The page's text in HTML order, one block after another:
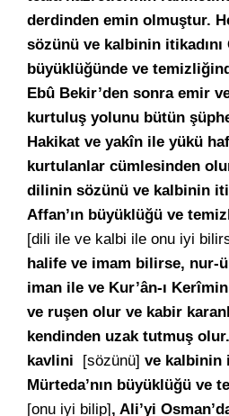
derdinden emin olmuştur.
sözünü ve kalbinin itikadını
büyüklüğünde ve
Ebû Bekir’den sonra emir
kurtuluş yolunu bütün
Hakikat ve yakîn ile yükü
kurtulanlar cümlesinden
dilinin sözünü ve kalbinin
Affan’ın büyüklüğü ve
[dili ile ve kalbi ile onu iyi
halife ve imam bilirse, nur-
iman ile ve Kur’ân-ı
ve ruşen olur ve kabir
kendinden uzak tutmuş
kavlini [sözünü] ve kalbinin
Mürteda’nın büyüklüğü ve
[onu iyi bilip], Ali’yi